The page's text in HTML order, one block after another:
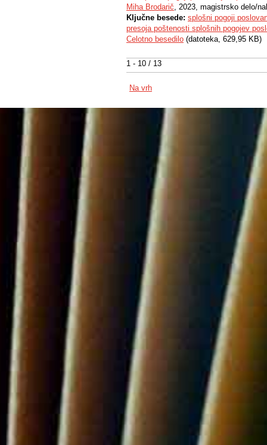
1 - 10 / 13
Miha Brodarič, 2023, magistrsko delo/
Ključne besede: splošni pogoji
presoja poštenosti splošnih pogojev
Celotno besedilo (datoteka, 629,95 KB)
Na vrh